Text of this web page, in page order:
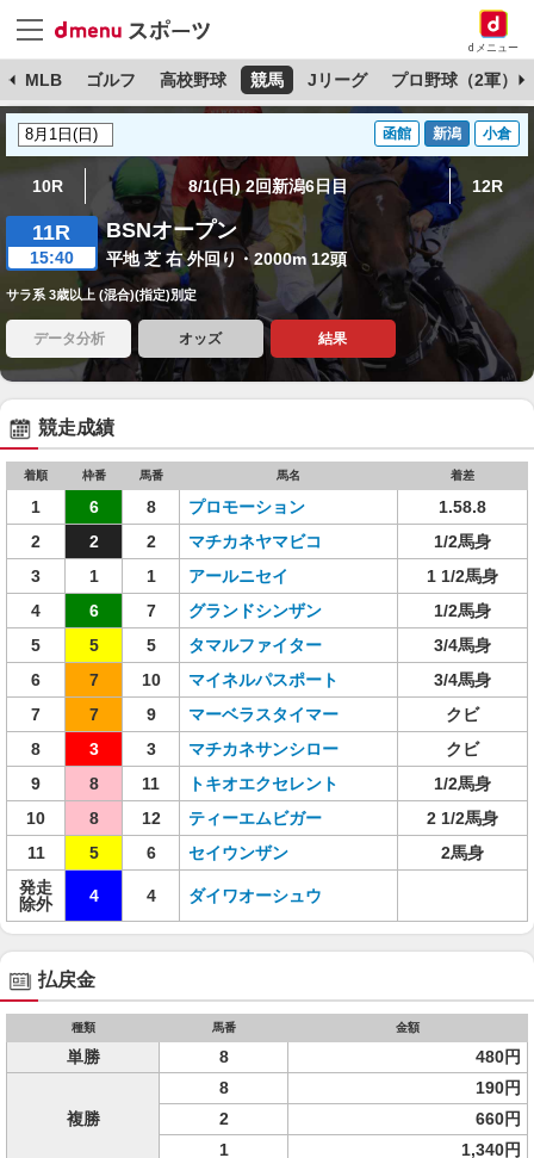
dメニュー
MLB ゴルフ 高校野球 競馬 Jリーグ プロ野球（2軍）
函館 新潟 小倉
10R 8/1(日) 2回新潟6日目 12R
11R
15:40
BSNオープン
平地 芝 右 外回り・2000m 12頭
サラ系 3歳以上 (混合)(指定)別定
データ分析 オッズ 結果
競走成績
着順 枠番 馬番 馬名 着差
1 6 8 プロモーション
1.58.8
2
2 2 マチカネヤマビコ
1/2馬身
3
1 1 アールニセイ
1 1/2馬身
4
6 7 グランドシンザン
1/2馬身
5
5 5 タマルファイター
3/4馬身
6
7 10 マイネルパスポート
3/4馬身
7
7 9 マーベラスタイマー
クビ
8
3 3 マチカネサンシロー
クビ
9
8 11 トキオエクセレント
1/2馬身
10
8 12 ティーエムビガー
2 1/2馬身
11
5 6 セイウンザン
2馬身
発走
除外
4 4 ダイワオーシュウ
払戻金
種類 馬番 金額
単勝 8 480円
複勝
8
190円
2
660円
1
1,340円